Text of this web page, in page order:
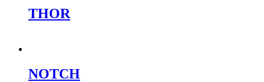
THOR
NOTCH